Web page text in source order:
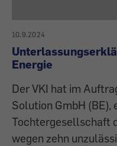
10.9.2024
Energie
Der VKI hat im
Solution GmbH (BE),
Tochtergesellschaft
wegen zehn